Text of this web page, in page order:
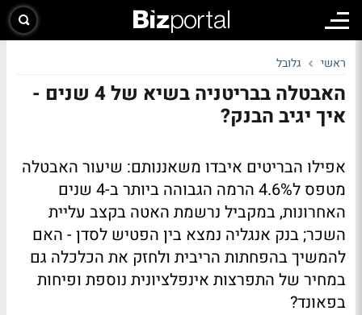
ראשי גלובל
האבטלה בבריטניה בשיא של 4 שנים -
איך יגיב הבנק?
אפילו הבריטים איבדו משאננותם: שיעור האבטלה
מטפס ל4.6% הרמה הגבוהה ביותר ב-4 שנים
האחרונות, במקביל נרשמת האטה בקצב עליית
השכר; בנק אנגליה נמצא בין הפטיש לסדן - האם
להמשיך בהפחתות הריבית ולחזק את הכלכלה גם
במחיר של התפרצות אינפלציונית נוספת ופיחות
בפאונד?